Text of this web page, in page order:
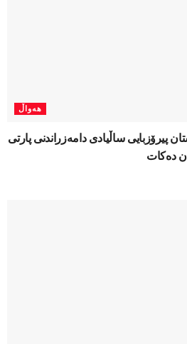
هەواڵ
پیرۆزبایی ساڵیادی دامەزراندنی پارتی
دەکات